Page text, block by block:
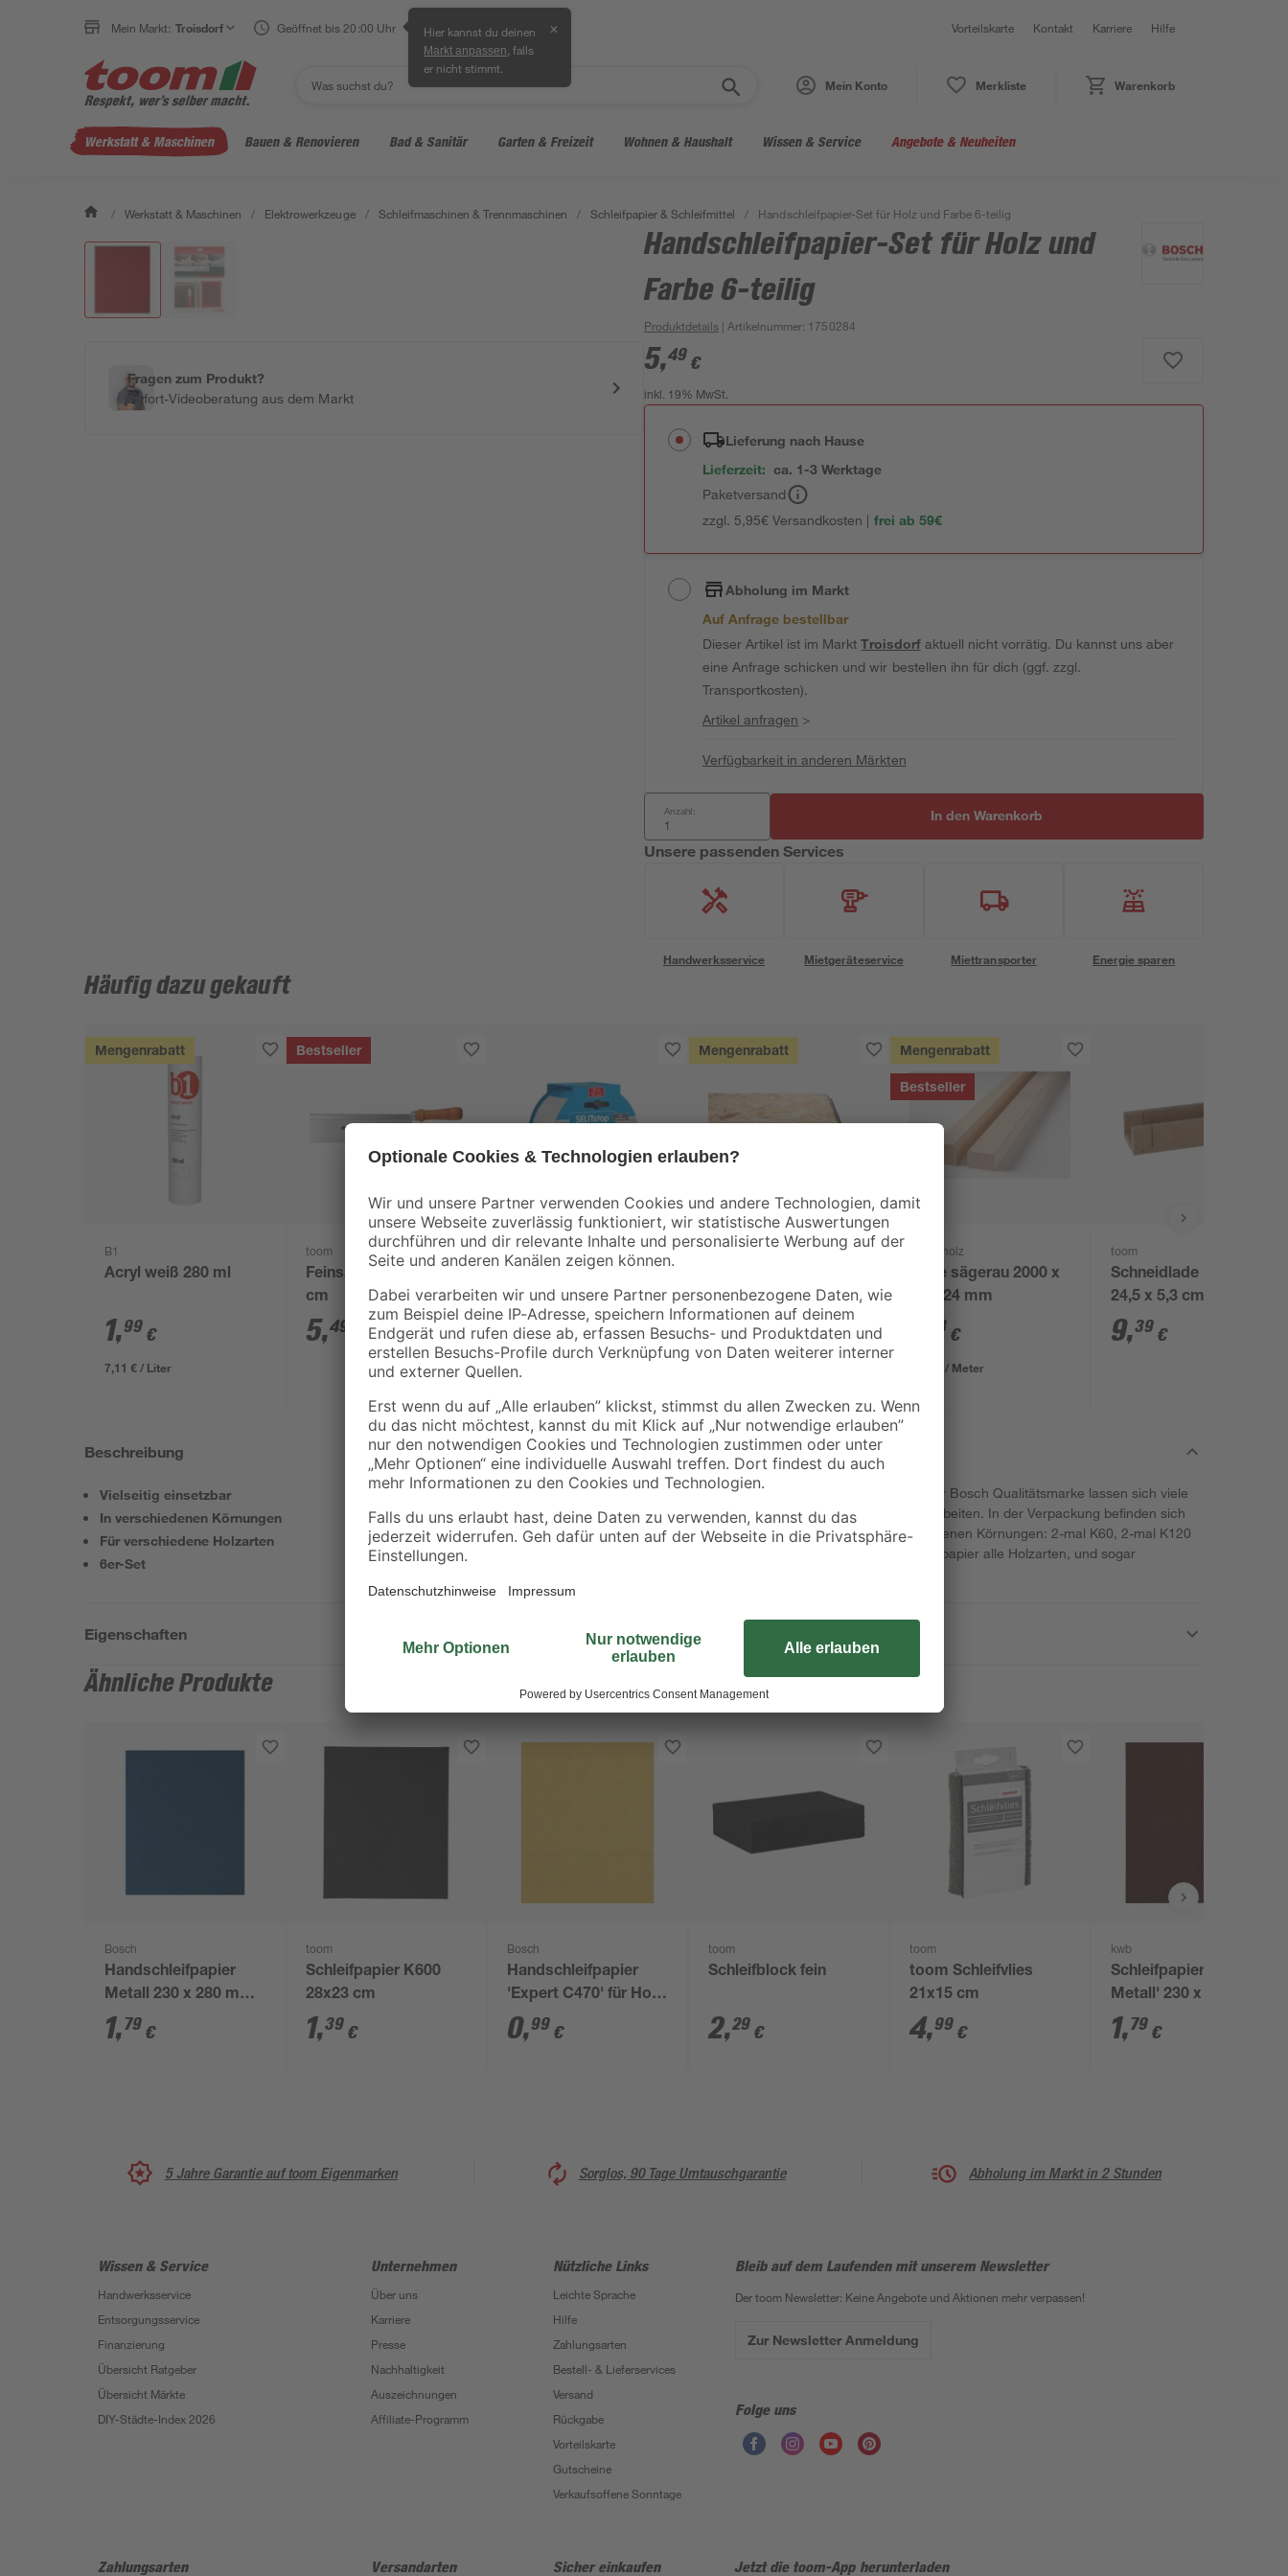
Mein Markt: Troisdorf Geöffnet bis 20:00 Uhr Hier kannst du deinen
Markt anpassen , falls
er nicht stimmt.
✕ Vorteilskarte Kontakt Karriere Hilfe
Mein Konto Merkliste Warenkorb
Werkstatt & Maschinen Bauen & Renovieren Bad & Sanitär Garten & Freizeit Wohnen & Haushalt Wissen & Service Angebote & Neuheiten
/ Werkstatt & Maschinen / Elektrowerkzeuge / Schleifmaschinen & Trennmaschinen / Schleifpapier & Schleifmittel / Handschleifpapier-Set für Holz und Farbe 6-teilig
Fragen zum Produkt?
Sofort-Videoberatung aus dem Markt
Handschleifpapier-Set für Holz und
Farbe 6-teilig
Produktdetails | Artikelnummer: 1750284
5,49 €
inkl. 19% MwSt.
Lieferung nach Hause
Lieferzeit: ca. 1-3 Werktage
Paketversand
zzgl. 5,95€ Versandkosten | frei ab 59€
Abholung im Markt
Auf Anfrage bestellbar
Dieser Artikel ist im MarktTroisdorfaktuell nicht vorrätig. Du kannst uns aber
eine Anfrage schicken und wir bestellen ihn für dich (ggf. zzgl.
Transportkosten).
Artikel anfragen >
Verfügbarkeit in anderen Märkten
Anzahl: In den Warenkorb
Unsere passenden Services
Handwerksservice Mietgeräteservice Miettransporter Energie sparen
Häufig dazu gekauft
Mengenrabatt
B1
Acryl weiß 280 ml
1,99 €
7,11 € / Liter
Bestseller
toom
Feinsäge gerade 22,5
cm
5,49
Selit
Dichtband 'Selitstop'
50 m
6,99 €
0,14 € / Meter
Mengenrabatt
'Cityboard'
ungeschliffen 1690 x
634 x 12 mm
5,99 €/ m²
Mengenrabatt
Bestseller
binderholz
Latte sägerau 2000 x
48 x 24 mm
78 €
0,89 € / Meter
toom
Schneidlade U-Form
24,5 x 5,3 cm
9,39 €
Beschreibung
Vielseitig einsetzbar
In verschiedenen Körnungen
Für verschiedene Holzarten
6er-Set
Mit dem Handschleifpapier Wood + Paint von der Bosch Qualitätsmarke lassen sich viele
verschiedene Holzarten bei Ihnen Zuhause bearbeiten. In der Verpackung befinden sich
sechs Schleifpapiere, jeweils zwei mit verschiedenen Körnungen: 2-mal K60, 2-mal K120
und 2-mal K240. Bearbeiten Sie mit dem Schleifpapier alle Holzarten, und sogar
Eigenschaften
Ähnliche Produkte
Bosch
Handschleifpapier
Metall 230 x 280 mm
K40
1,79 €
toom
Schleifpapier K600
28x23 cm
1,39 €
Bosch
Handschleifpapier
'Expert C470' für Holz
230 x 280 mm, K 320
0,99 €
toom
Schleifblock fein
2,29 €
toom
toom Schleifvlies
21x15 cm
4,99 €
kwb
Schleifpapier 'Holz &
Metall' 230 x 280 mm
K180
1,79 €
5 Jahre Garantie auf toom Eigenmarken Sorglos, 90 Tage Umtauschgarantie Abholung im Markt in 2 Stunden
Wissen & Service
Handwerksservice
Entsorgungsservice
Finanzierung
Übersicht Ratgeber
Übersicht Märkte
DIY-Städte-Index 2026
Unternehmen
Über uns
Karriere
Presse
Nachhaltigkeit
Auszeichnungen
Affiliate-Programm
Nützliche Links
Leichte Sprache
Hilfe
Zahlungsarten
Bestell- & Lieferservices
Versand
Rückgabe
Vorteilskarte
Gutscheine
Verkaufsoffene Sonntage
Bleib auf dem Laufenden mit unserem Newsletter
Der toom Newsletter: Keine Angebote und Aktionen mehr verpassen!
Zur Newsletter Anmeldung
Folge uns
Zahlungsarten Versandarten Sicher einkaufen Jetzt die toom-App herunterladen